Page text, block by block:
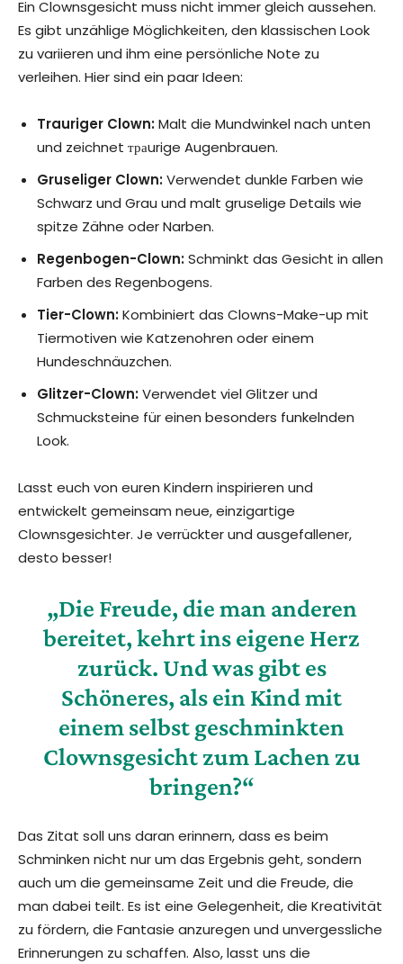
Ein Clownsgesicht muss nicht immer gleich aussehen.
Es gibt unzählige Möglichkeiten, den klassischen Look
zu variieren und ihm eine persönliche Note zu
verleihen. Hier sind ein paar Ideen:
Trauriger Clown:Malt die Mundwinkel nach unten
und zeichnet траurige Augenbrauen.
Gruseliger Clown:Verwendet dunkle Farben wie
Schwarz und Grau und malt gruselige Details wie
spitze Zähne oder Narben.
Regenbogen-Clown:Schminkt das Gesicht in allen
Farben des Regenbogens.
Tier-Clown:Kombiniert das Clowns-Make-up mit
Tiermotiven wie Katzenohren oder einem
Hundeschnäuzchen.
Glitzer-Clown:Verwendet viel Glitzer und
Schmucksteine für einen besonders funkelnden
Look.
Lasst euch von euren Kindern inspirieren und
entwickelt gemeinsam neue, einzigartige
Clownsgesichter. Je verrückter und ausgefallener,
desto besser!
„Die Freude, die man anderen
bereitet, kehrt ins eigene Herz
zurück. Und was gibt es
Schöneres, als ein Kind mit
einem selbst geschminkten
Clownsgesicht zum Lachen zu
bringen?“
Das Zitat soll uns daran erinnern, dass es beim
Schminken nicht nur um das Ergebnis geht, sondern
auch um die gemeinsame Zeit und die Freude, die
man dabei teilt. Es ist eine Gelegenheit, die Kreativität
zu fördern, die Fantasie anzuregen und unvergessliche
Erinnerungen zu schaffen. Also, lasst uns die